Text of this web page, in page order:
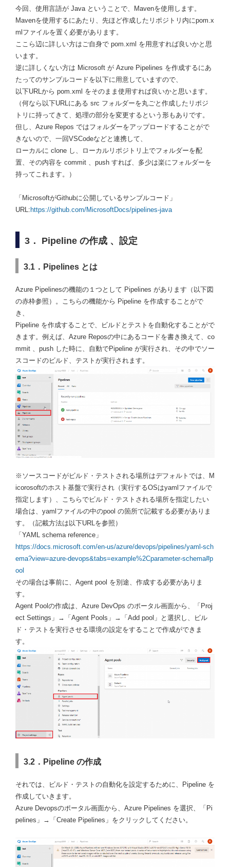
今回、使用言語が Java ということで、Mavenを使用します。
Mavenを使用するにあたり、先ほど作成したリポジトリ内にpom.x
mlファイルを置く必要があります。
ここら辺に詳しい方はご自身で pom.xml を用意すれば良いかと思
います。
逆に詳しくない方は Microsoft が Azure Pipelines を作成するにあ
たってのサンプルコードを以下に用意していますので、
以下URLから pom.xml をそのまま使用すれば良いかと思います。
（何なら以下URLにある src フォルダーを丸ごと作成したリポジ
トリに持ってきて、処理の部分を変更するという形もありです。
但し、Azure Repos ではフォルダーをアップロードすることがで
きないので、一回VSCodeなどと連携して、
ローカルに clone し、ローカルリポジトリ上でフォルダーを配
置、その内容を commit 、push すれば、多少は楽にフォルダーを
持ってこれます。）
「MicrosoftがGithubに公開しているサンプルコード」
URL: https://github.com/MicrosoftDocs/pipelines-java
3． Pipeline の作成 、設定
3.1．Pipelines とは
Azure Pipelinesの機能の１つとして Pipelines があります（以下図
の赤枠参照）。こちらの機能から Pipeline を作成することがで
き、
Pipeline を作成することで、ビルドとテストを自動化することがで
きます。例えば、Azure Reposの中にあるコードを書き換えて、co
mmit 、push した時に、自動でPipeline が実行され、その中でソー
スコードのビルド、テストが実行されます。
※ソースコードがビルド・テストされる場所はデフォルトでは、M
icorosoftのホスト基盤で実行され（実行するOSはyamlファイルで
指定します）、こちらでビルド・テストされる場所を指定したい
場合は、yamlファイルの中のpool の箇所で記載する必要がありま
す。（記載方法は以下URLを参照）
「YAML schema reference 」
https://docs.microsoft.com/en-us/azure/devops/pipelines/yaml-sch
ema?view=azure-devops&tabs=example%2Cparameter-schema#p
ool
その場合は事前に、Agent pool を別途、作成する必要がありま
す。
Agent Poolの作成は、Azure DevOps のポータル画面から、「Proj
ect Settings」→「Agent Pools」→「Add pool」と選択し、ビル
ド・テストを実行させる環境の設定をすることで作成ができま
す。
3.2．Pipeline の作成
それでは、ビルド・テストの自動化を設定するために、Pipeline を
作成していきます。
Azure Devopsのポータル画面から、Azure Pipelines を選択、「Pi
pelines」→「Create Pipelines」をクリックしてください。